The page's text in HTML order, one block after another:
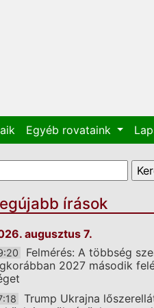
Egyéb rovataink
űrlap
írások
augusztus 7.
Felmérés: A többség
2027 második
Trump Ukrajna